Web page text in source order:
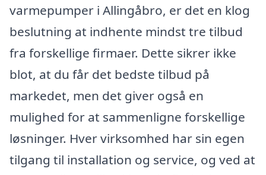
varmepumper i Allingåbro, er det en klog
beslutning at indhente mindst tre tilbud
fra forskellige firmaer. Dette sikrer ikke
blot, at du får det bedste tilbud på
markedet, men det giver også en
mulighed for at sammenligne forskellige
løsninger. Hver virksomhed har sin egen
tilgang til installation og service, og ved at